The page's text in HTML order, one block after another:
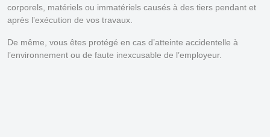
corporels, matériels ou immatériels causés à des tiers pendant et
après l’exécution de vos travaux.
De même, vous êtes protégé en cas d’atteinte accidentelle à
l’environnement ou de faute inexcusable de l’employeur.